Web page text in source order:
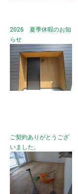
2026 夏季休暇のお知
らせ
ご契約ありがとうござ
いました。